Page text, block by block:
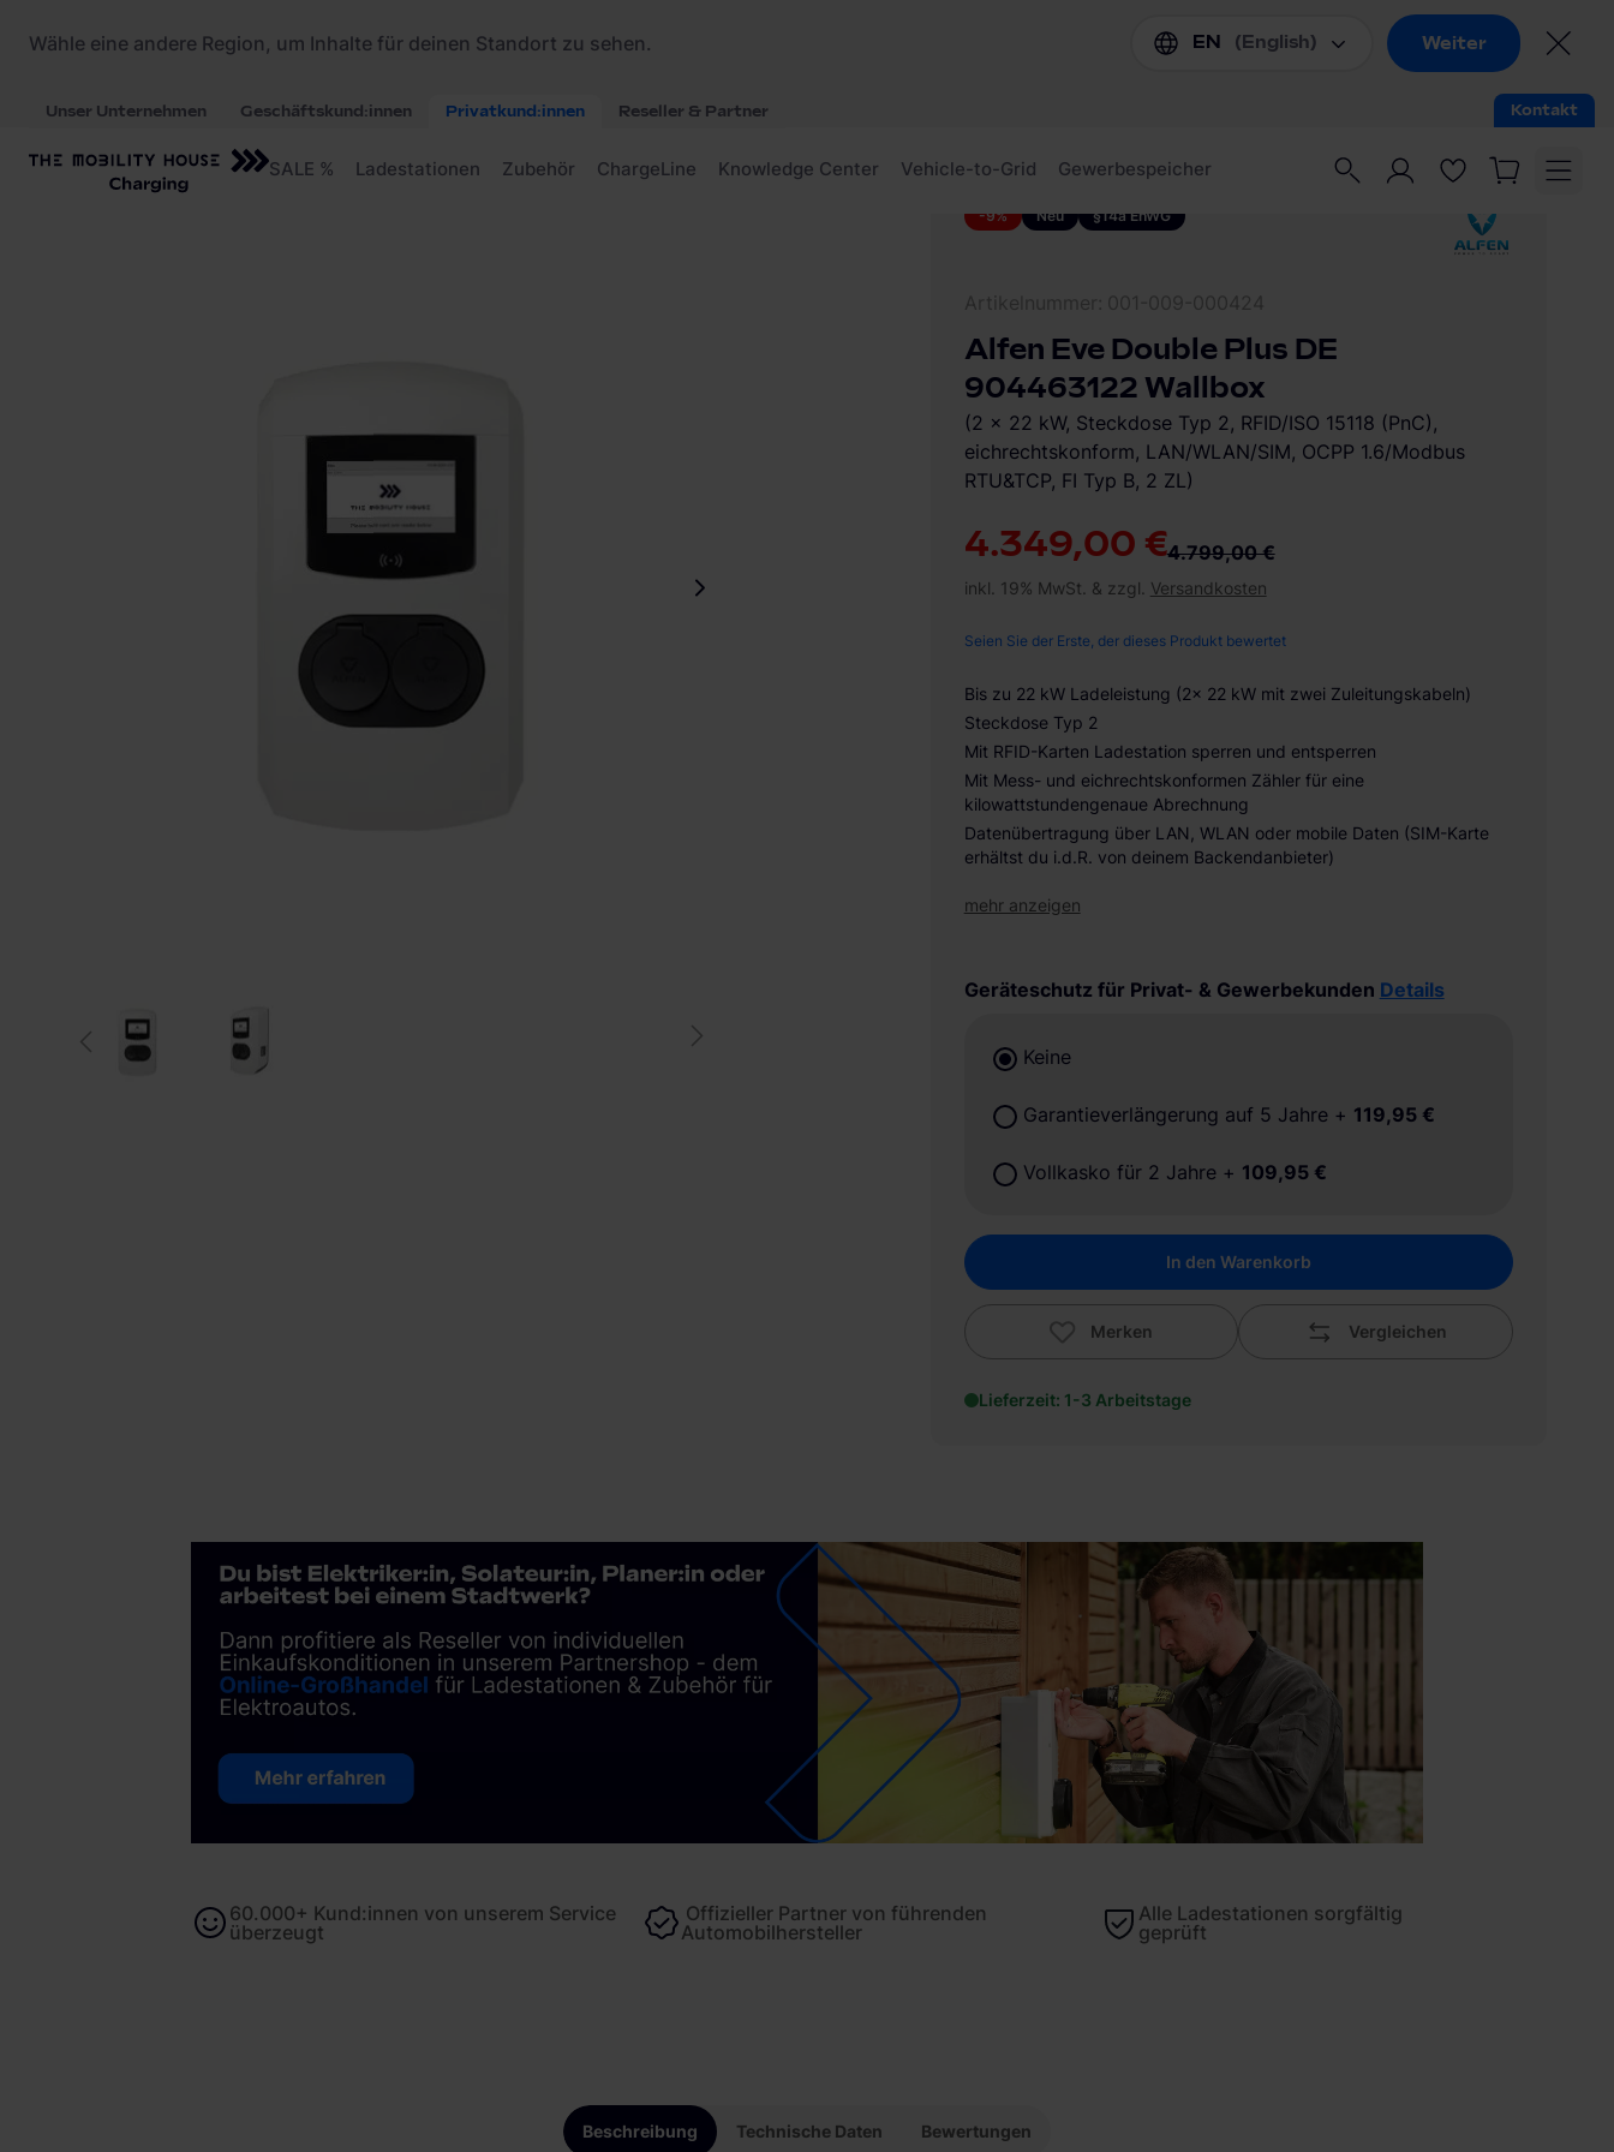
Startseite / Ladestationen / Alfen Eve Double Plus DE 904463122 Wallbox
-9% Neu §14a EnWG
4.349,00 €4.799,00 €
inkl. 19% MwSt. & zzgl. Versandkosten
Seien Sie der Erste, der dieses Produkt bewertet
Bis zu 22 kW Ladeleistung (2x 22 kW mit zwei Zuleitungskabeln)
Steckdose Typ 2
Mit RFID-Karten Ladestation sperren und entsperren
Mit Mess- und eichrechtskonformen Zähler für eine
kilowattstundengenaue Abrechnung
Datenübertragung über LAN, WLAN oder mobile Daten (SIM-Karte
erhältst du i.d.R. von deinem Backendanbieter)
mehr anzeigen
Geräteschutz für Privat- & Gewerbekunden Details
Keine
Garantieverlängerung auf 5 Jahre + 119,95 €
Vollkasko für 2 Jahre + 109,95 €
In den Warenkorb
Merken Vergleichen
Lieferzeit: 1-3 Arbeitstage
Alfen Eve Double Plus DE
904463122 Wallbox
(2 x 22 kW, Steckdose Typ 2, RFID/ISO 15118 (PnC),
eichrechtskonform, LAN/WLAN/SIM, OCPP 1.6/Modbus
RTU&TCP, FI Typ B, 2 ZL)
60.000+ Kund:innen von unserem Service
überzeugt
Offizieller Partner von führenden
Automobilhersteller
Alle Ladestationen sorgfältig
geprüft
Beschreibung Technische Daten Bewertungen